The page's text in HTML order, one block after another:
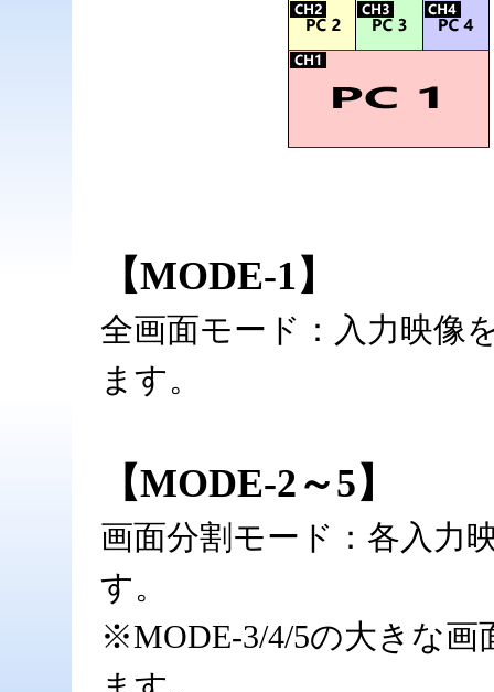
【MODE-1】
全画面モード：入力映像
ます。
【MODE-2～5】
画面分割モード：各入力
す。
※MODE-3/4/5の大きな画